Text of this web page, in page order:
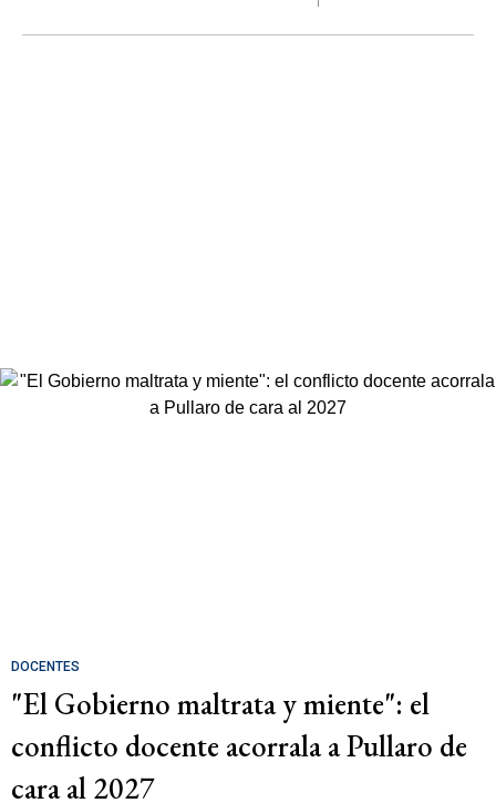
DOCENTES
"El Gobierno maltrata y miente": el
conflicto docente acorrala a Pullaro de
cara al 2027